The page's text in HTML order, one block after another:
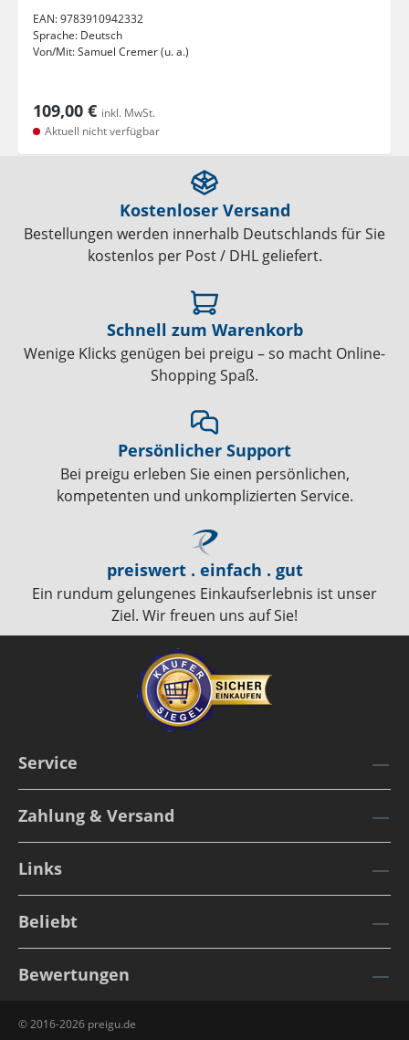
EAN:9783910942332
Sprache: Deutsch
Von/Mit:Samuel Cremer (u. a.)
109,00 € inkl. MwSt.
Aktuell nicht verfügbar
Kostenloser Versand
Bestellungen werden innerhalb Deutschlands für Sie
kostenlos per Post / DHL geliefert.
Schnell zum Warenkorb
Wenige Klicks genügen bei preigu – so macht Online-
Shopping Spaß.
Persönlicher Support
Bei preigu erleben Sie einen persönlichen,
kompetenten und unkomplizierten Service.
preiswert . einfach . gut
Ein rundum gelungenes Einkaufserlebnis ist unser
Ziel. Wir freuen uns auf Sie!
Service
Zahlung & Versand
Links
Beliebt
Bewertungen
© 2016-2026 preigu.de